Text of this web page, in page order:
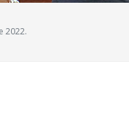
2022.